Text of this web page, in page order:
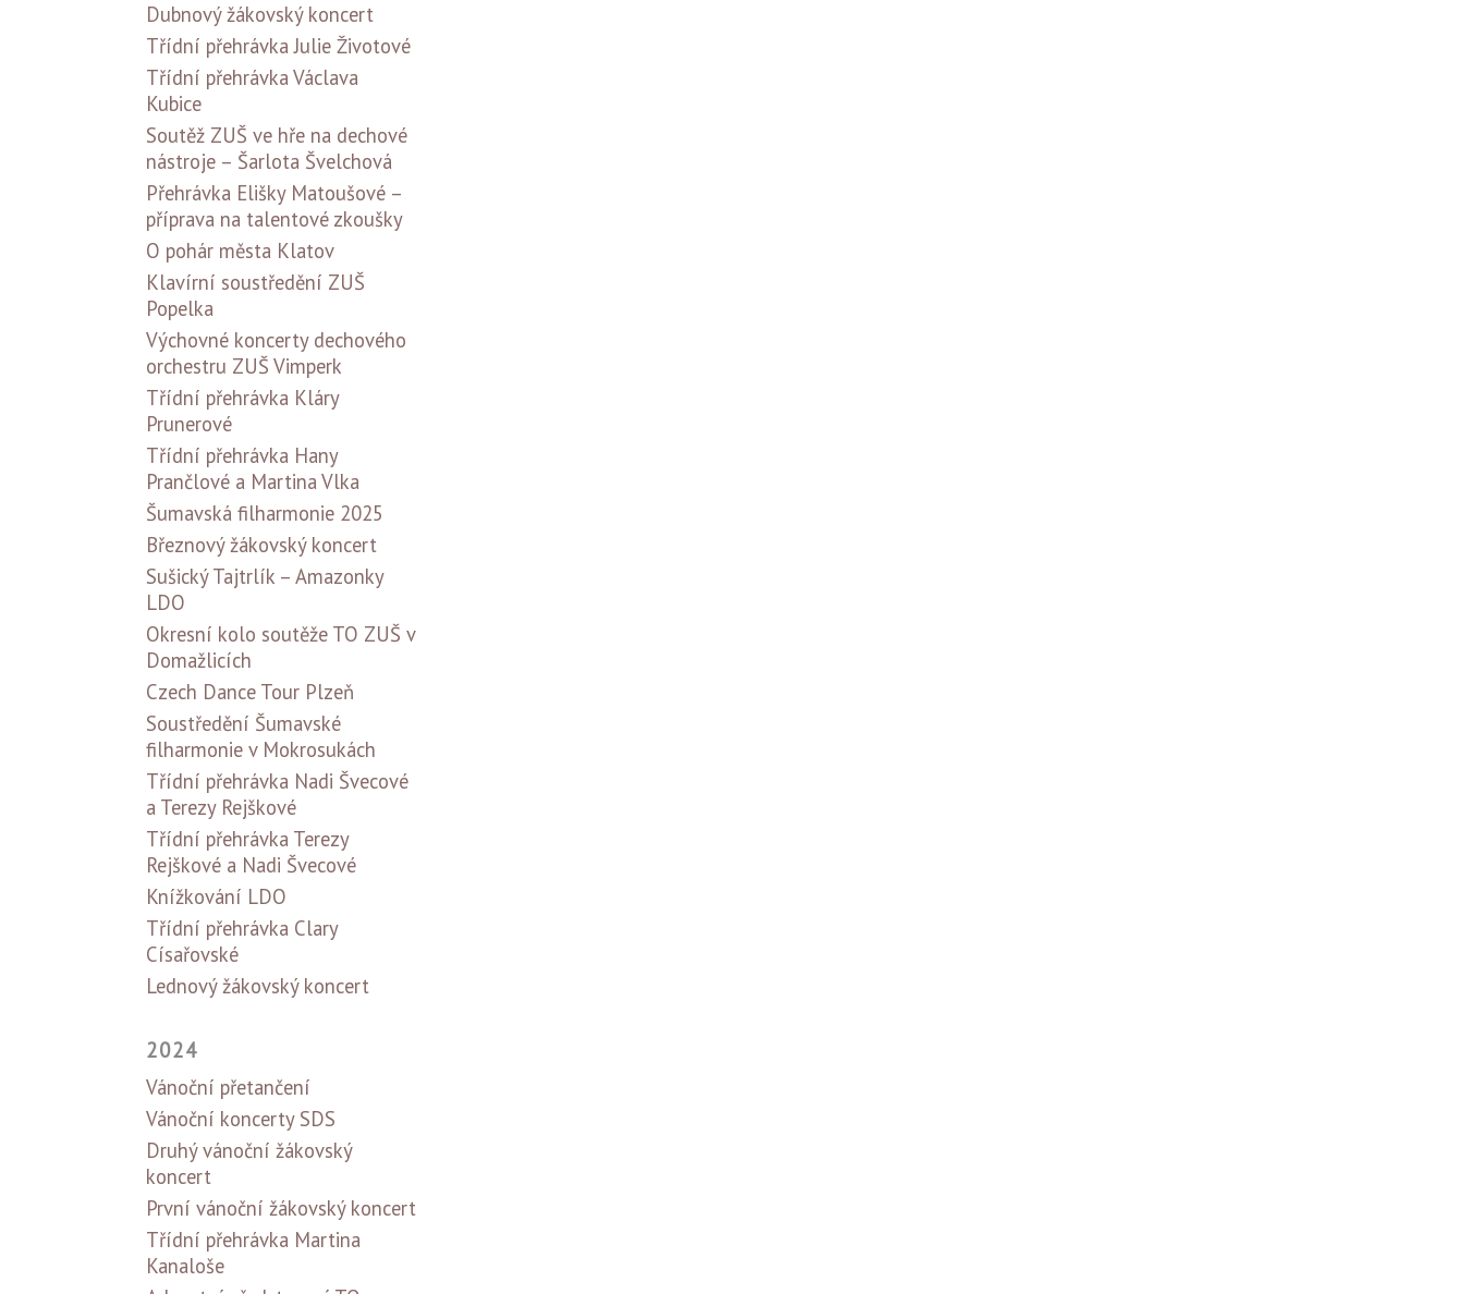
Dubnový žákovský koncert
Třídní přehrávka Julie Životové
Třídní přehrávka Václava
Kubice
Soutěž ZUŠ ve hře na dechové
nástroje – Šarlota Švelchová
Přehrávka Elišky Matoušové –
příprava na talentové zkoušky
O pohár města Klatov
Klavírní soustředění ZUŠ
Popelka
Výchovné koncerty dechového
orchestru ZUŠ Vimperk
Třídní přehrávka Kláry
Prunerové
Třídní přehrávka Hany
Prančlové a Martina Vlka
Šumavská filharmonie 2025
Březnový žákovský koncert
Sušický Tajtrlík – Amazonky
LDO
Okresní kolo soutěže TO ZUŠ v
Domažlicích
Czech Dance Tour Plzeň
Soustředění Šumavské
filharmonie v Mokrosukách
Třídní přehrávka Nadi Švecové
a Terezy Rejškové
Třídní přehrávka Terezy
Rejškové a Nadi Švecové
Knížkování LDO
Třídní přehrávka Clary
Císařovské
Lednový žákovský koncert
2024
Vánoční přetančení
Vánoční koncerty SDS
Druhý vánoční žákovský
koncert
První vánoční žákovský koncert
Třídní přehrávka Martina
Kanaloše